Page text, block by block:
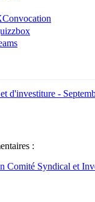
d'investiture -
:
Comité Syndical et